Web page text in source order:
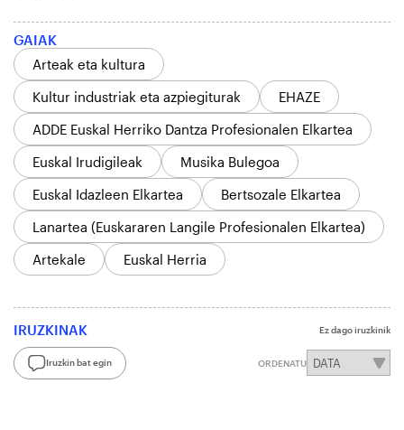
GAIAK
Arteak eta kultura
Kultur industriak eta azpiegiturak
EHAZE
ADDE Euskal Herriko Dantza Profesionalen Elkartea
Euskal Irudigileak
Musika Bulegoa
Euskal Idazleen Elkartea
Bertsozale Elkartea
Lanartea (Euskararen Langile Profesionalen Elkartea)
Artekale
Euskal Herria
IRUZKINAK Ez dago iruzkinik
Iruzkin bat egin ORDENATU